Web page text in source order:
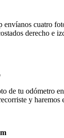
envíanos cuatro
derecho e
de tu odómetro
y haremos